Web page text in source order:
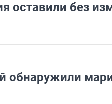
оставили без
обнаружили